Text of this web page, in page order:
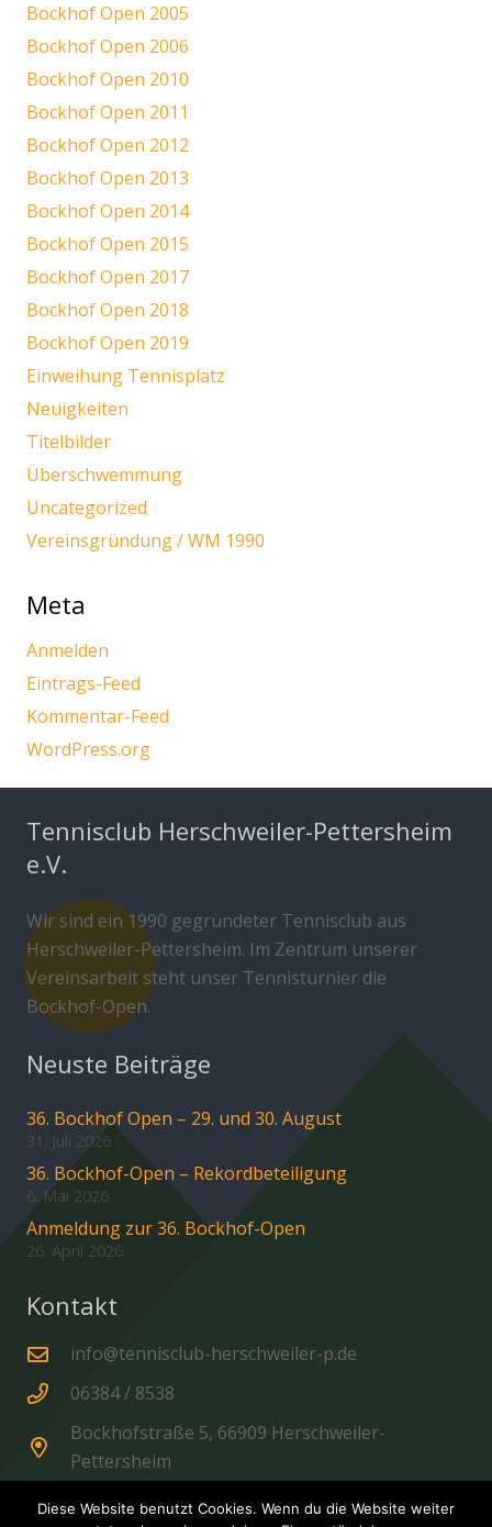
Bockhof Open 2005
Bockhof Open 2006
Bockhof Open 2010
Bockhof Open 2011
Bockhof Open 2012
Bockhof Open 2013
Bockhof Open 2014
Bockhof Open 2015
Bockhof Open 2017
Bockhof Open 2018
Bockhof Open 2019
Einweihung Tennisplatz
Neuigkeiten
Titelbilder
Überschwemmung
Uncategorized
Vereinsgründung / WM 1990
Meta
Anmelden
Eintrags-Feed
Kommentar-Feed
WordPress.org
Tennisclub Herschweiler-Pettersheim
e.V.
Wir sind ein 1990 gegründeter Tennisclub aus
Herschweiler-Pettersheim. Im Zentrum unserer
Vereinsarbeit steht unser Tennisturnier die
Bockhof-Open.
Neuste Beiträge
36. Bockhof Open – 29. und 30. August
31. Juli 2026
36. Bockhof-Open – Rekordbeteiligung
6. Mai 2026
Anmeldung zur 36. Bockhof-Open
26. April 2026
Kontakt
info@tennisclub-herschweiler-p.de
06384 / 8538
Bockhofstraße 5, 66909 Herschweiler-
Pettersheim
Diese Website benutzt Cookies. Wenn du die Website weiter